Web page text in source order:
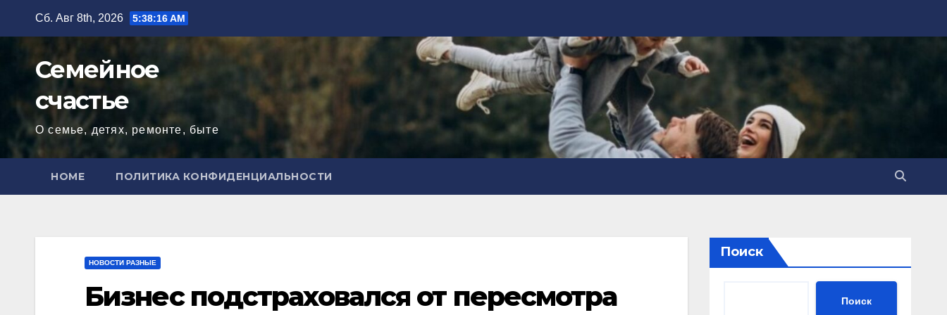
содержимому
Сб. Авг 8th, 2026 5:38:17 AM
Семейное
счастье
О семье, детях, ремонте, быте
HOME ПОЛИТИКА КОНФИДЕНЦИАЛЬНОСТИ
НОВОСТИ РАЗНЫЕ
Бизнес подстраховался от пересмотра
Поиск
Поиск